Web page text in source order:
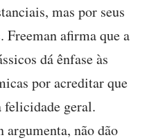
mas por seus
afirma que a
dá ênfase às
por acreditar que
felicidade geral.
argumenta, não dão